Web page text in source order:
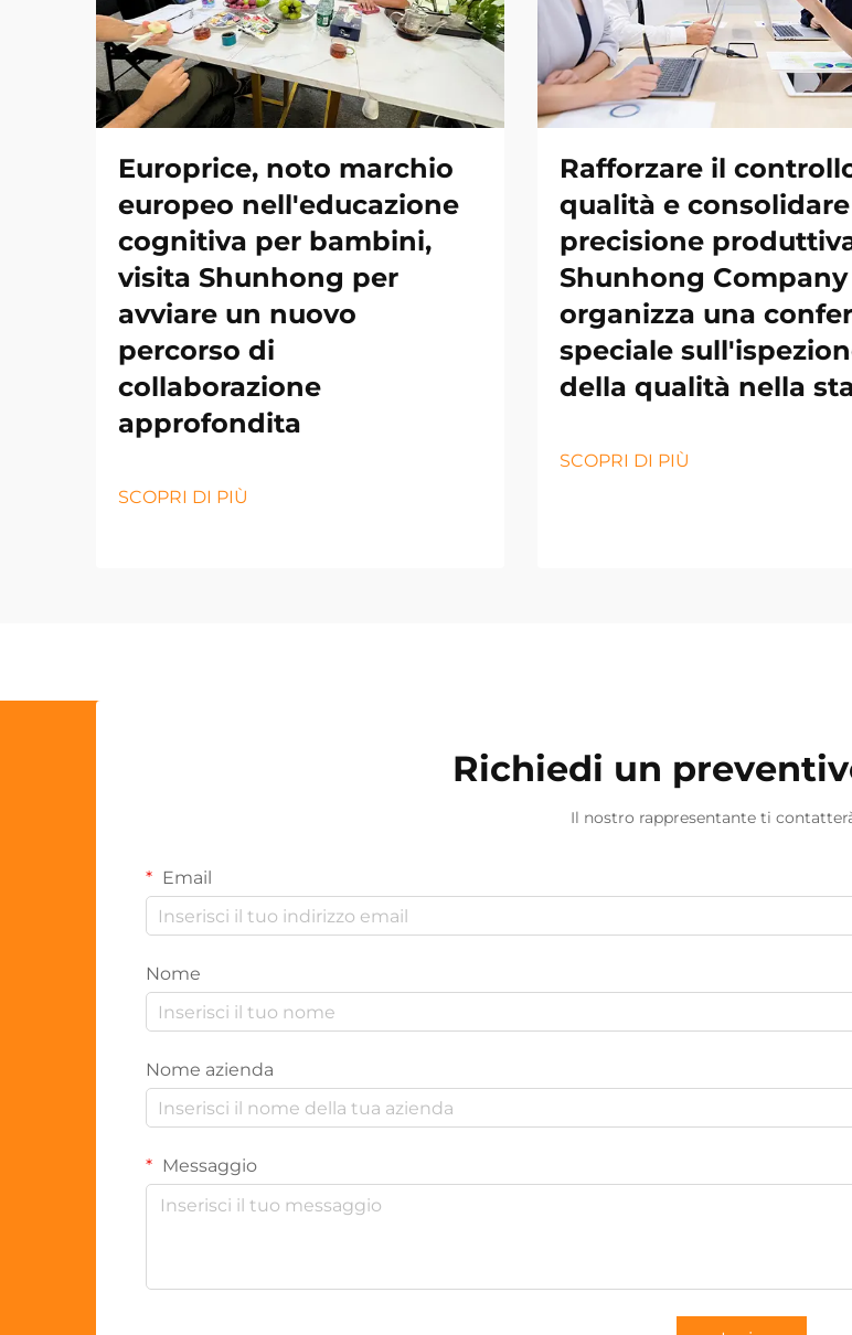
Europrice, noto marchio
europeo nell'educazione
cognitiva per bambini,
visita Shunhong per
avviare un nuovo
percorso di
collaborazione
approfondita
SCOPRI DI PIÙ
Rafforzare il
qualità e
precisione
Shunhong Company
organizza una
speciale
della qualità nella
SCOPRI DI PIÙ
Richiedi un
Il nostro rappresentante ti
Email
Nome
Nome azienda
Messaggio